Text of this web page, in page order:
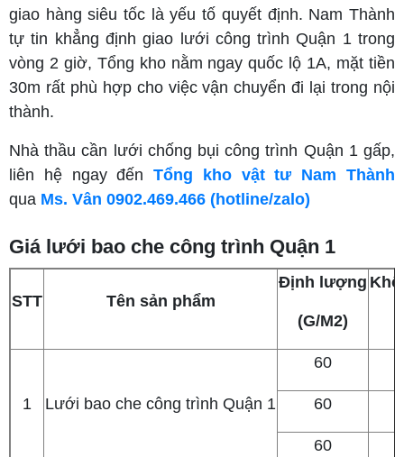
giao hàng siêu tốc là yếu tố quyết định. Nam Thành
tự tin khẳng định giao lưới công trình Quận 1 trong
vòng 2 giờ, Tổng kho nằm ngay quốc lộ 1A, mặt tiền
30m rất phù hợp cho việc vận chuyển đi lại trong nội
thành.
Nhà thầu cần lưới chống bụi công trình Quận 1 gấp,
liên hệ ngay đếnTổng kho vật tư Nam Thành
qua Ms. Vân 0902.469.466 (hotline/zalo)
Giá lưới bao che công trình Quận 1
STT Tên sản phẩm
Định lượng
(G/M2)
1 Lưới bao che công trình Quận 1
60
60
60